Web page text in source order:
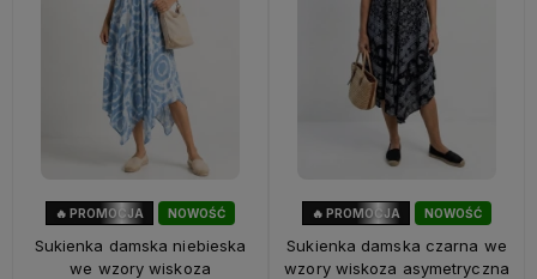
NOWOŚĆ
🔥 PROMOCJA
Sukienka damska niebieska
we wzory wiskoza
NOWOŚĆ
🔥 PROMOCJA
Sukienka damska czarna we
wzory wiskoza asymetryczna